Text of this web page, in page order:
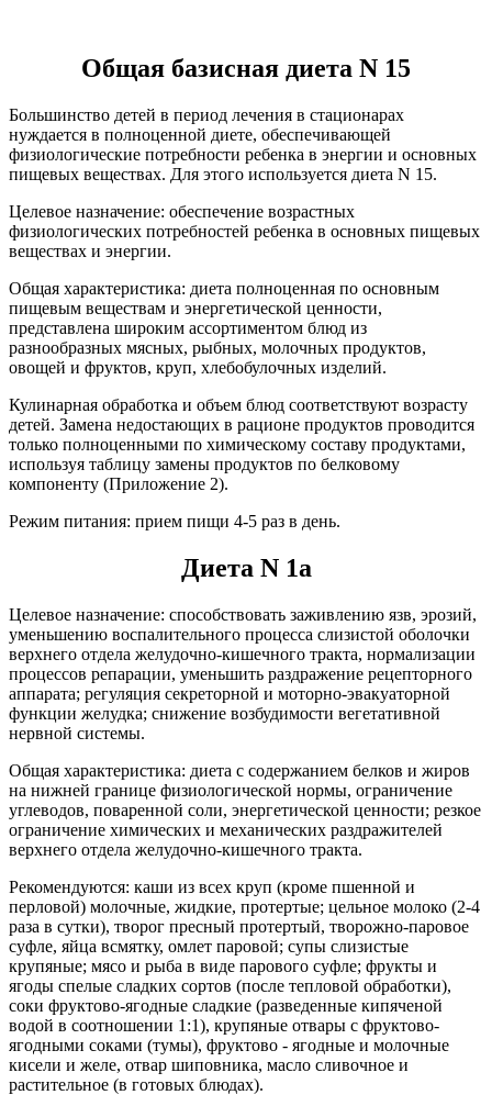
Общая базисная диета N 15
Большинство детей в период лечения в стационарах
нуждается в полноценной диете, обеспечивающей
физиологические потребности ребенка в энергии и основных
пищевых веществах. Для этого используется диета N 15.
Целевое назначение: обеспечение возрастных
физиологических потребностей ребенка в основных пищевых
веществах и энергии.
Общая характеристика: диета полноценная по основным
пищевым веществам и энергетической ценности,
представлена широким ассортиментом блюд из
разнообразных мясных, рыбных, молочных продуктов,
овощей и фруктов, круп, хлебобулочных изделий.
Кулинарная обработка и объем блюд соответствуют возрасту
детей. Замена недостающих в рационе продуктов проводится
только полноценными по химическому составу продуктами,
используя таблицу замены продуктов по белковому
компоненту (Приложение 2).
Режим питания: прием пищи 4-5 раз в день.
Диета N 1а
Целевое назначение: способствовать заживлению язв, эрозий,
уменьшению воспалительного процесса слизистой оболочки
верхнего отдела желудочно-кишечного тракта, нормализации
процессов репарации, уменьшить раздражение рецепторного
аппарата; регуляция секреторной и моторно-эвакуаторной
функции желудка; снижение возбудимости вегетативной
нервной системы.
Общая характеристика: диета с содержанием белков и жиров
на нижней границе физиологической нормы, ограничение
углеводов, поваренной соли, энергетической ценности; резкое
ограничение химических и механических раздражителей
верхнего отдела желудочно-кишечного тракта.
Рекомендуются: каши из всех круп (кроме пшенной и
перловой) молочные, жидкие, протертые; цельное молоко (2-4
раза в сутки), творог пресный протертый, творожно-паровое
суфле, яйца всмятку, омлет паровой; супы слизистые
крупяные; мясо и рыба в виде парового суфле; фрукты и
ягоды спелые сладких сортов (после тепловой обработки),
соки фруктово-ягодные сладкие (разведенные кипяченой
водой в соотношении 1:1), крупяные отвары с фруктово-
ягодными соками (тумы), фруктово - ягодные и молочные
кисели и желе, отвар шиповника, масло сливочное и
растительное (в готовых блюдах).